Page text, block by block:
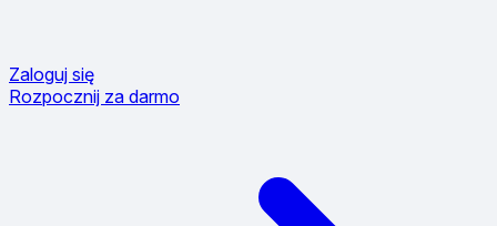
Zaloguj się
Rozpocznij za darmo